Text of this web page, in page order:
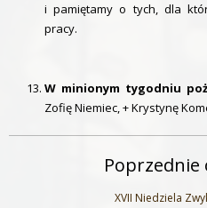
i pamiętamy o tych, dla
pracy.
W minionym tygodniu
Zofię Niemiec, + Krystynę
Poprzednie
XVII Niedziela